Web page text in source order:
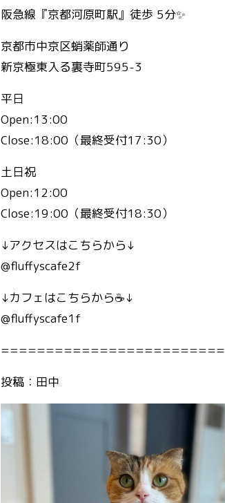
阪急線『京都河原町駅』徒歩 5分✨
京都市中京区蛸薬師通り
新京極東入る裏寺町595-3
平日
Open:13:00
Close:18:00（最終受付17:30）
土日祝
Open:12:00
Close:19:00（最終受付18:30）
↓アクセスはこちらから↓
@fluffyscafe2f
↓カフェはこちらから☕️↓
@fluffyscafe1f
=========================
投稿：田中